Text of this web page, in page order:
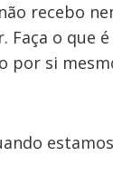
recebo
o que
por si